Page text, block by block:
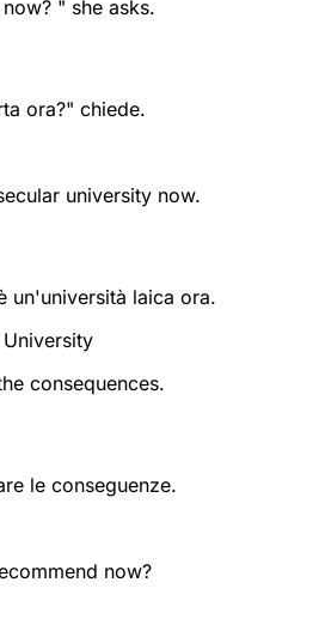
" she asks.
ora?" chiede.
university now.
un'università laica ora.
consequences.
le conseguenze.
now?